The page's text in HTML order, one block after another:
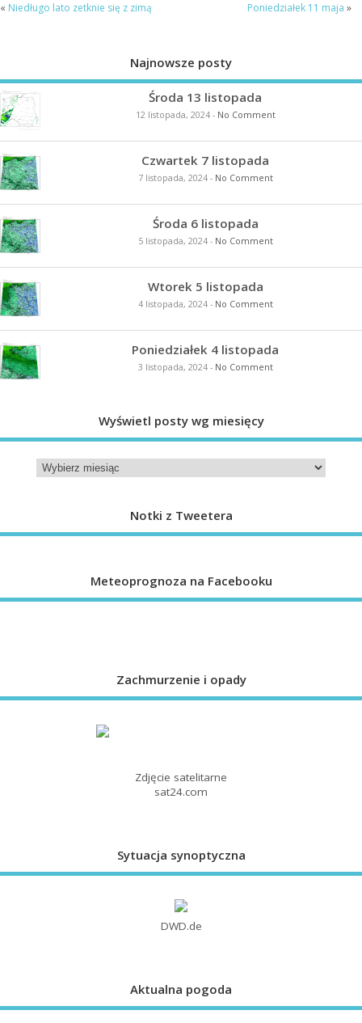
« Niedługo lato zetknie się z zimą Poniedziałek 11 maja »
Najnowsze posty
Środa 13 listopada
12 listopada, 2024- No Comment
Czwartek 7 listopada
7 listopada, 2024- No Comment
Środa 6 listopada
5 listopada, 2024- No Comment
Wtorek 5 listopada
4 listopada, 2024- No Comment
Poniedziałek 4 listopada
3 listopada, 2024- No Comment
Wyświetl posty wg miesięcy
Notki z Tweetera
Meteoprognoza na Facebooku
Zachmurzenie i opady
Zdjęcie satelitarne
sat24.com
Sytuacja synoptyczna
DWD.de
Aktualna pogoda